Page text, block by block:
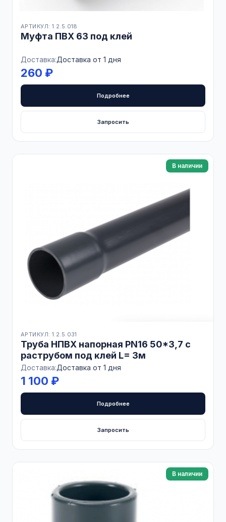
АРТИКУЛ: 1.2.5.018
Муфта ПВХ 63 под клей
Доставка:Доставка от 1 дня
260 ₽
Подробнее
Запросить
В наличии
АРТИКУЛ: 1.2.5.031
Труба НПВХ напорная PN16 50*3,7 с
раструбом под клей L= 3м
Доставка:Доставка от 1 дня
1 100 ₽
Подробнее
Запросить
В наличии